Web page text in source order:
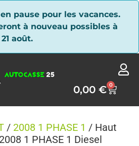
pause pour les vacances.
à nouveau possibles à
août.
0,00€ 0
/ 2008 1 PHASE 1 / Haut
1 PHASE 1 Diesel
des cookies